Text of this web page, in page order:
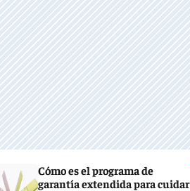
Cómo es el programa de
garantía extendida para cuidar